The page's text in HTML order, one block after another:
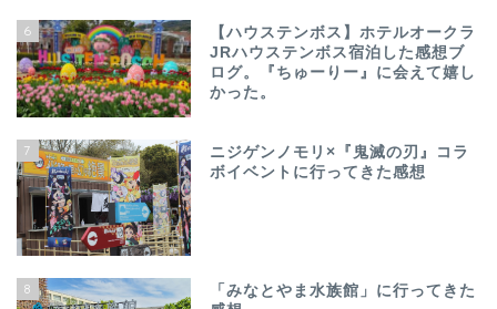
6
【ハウステンボス】ホテルオークラ
JRハウステンボス宿泊した感想ブ
ログ。『ちゅーりー』に会えて嬉し
かった。
7
ニジゲンノモリ×『鬼滅の刃』コラ
ボイベントに行ってきた感想
8
「みなとやま水族館」に行ってきた